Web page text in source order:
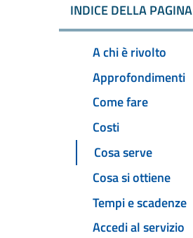
INDICE DELLA PAGINA
A chi è rivolto
Approfondimenti
Come fare
Costi
Cosa serve
Cosa si ottiene
Tempi e scadenze
Accedi al servizio